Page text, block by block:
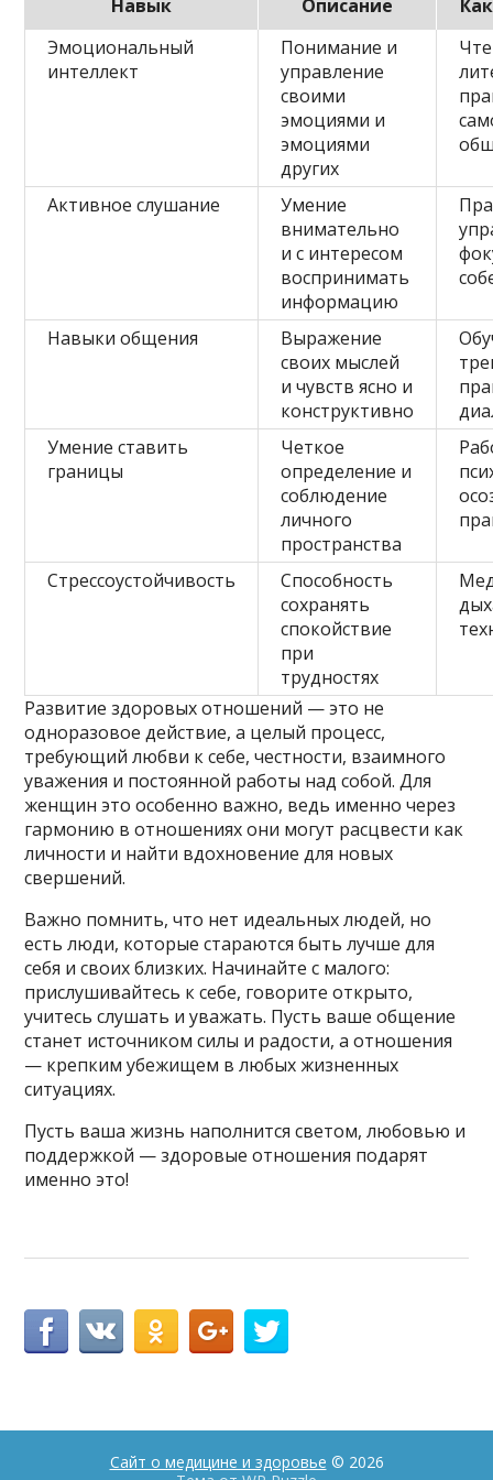
Навык Описание
Эмоциональный
интеллект
Понимание и
управление
своими
эмоциями и
эмоциями
других
Активное слушание
Умение
внимательно
и с интересом
воспринимать
информацию
Навыки общения
Выражение
своих мыслей
и чувств ясно и
конструктивно
Умение ставить
границы
Четкое
определение и
соблюдение
личного
пространства
Стрессоустойчивость
Способность
сохранять
спокойствие
при
трудностях
Развитие здоровых отношений — это не
одноразовое действие, а целый процесс,
требующий любви к себе, честности, взаимного
уважения и постоянной работы над собой. Для
женщин это особенно важно, ведь именно через
гармонию в отношениях они могут расцвести как
личности и найти вдохновение для новых
свершений.
Важно помнить, что нет идеальных людей, но
есть люди, которые стараются быть лучше для
себя и своих близких. Начинайте с малого:
прислушивайтесь к себе, говорите открыто,
учитесь слушать и уважать. Пусть ваше общение
станет источником силы и радости, а отношения
— крепким убежищем в любых жизненных
ситуациях.
Пусть ваша жизнь наполнится светом, любовью и
поддержкой — здоровые отношения подарят
именно это!
Сайт о медицине и здоровье © 2026